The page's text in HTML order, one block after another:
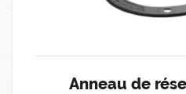
Anneau de